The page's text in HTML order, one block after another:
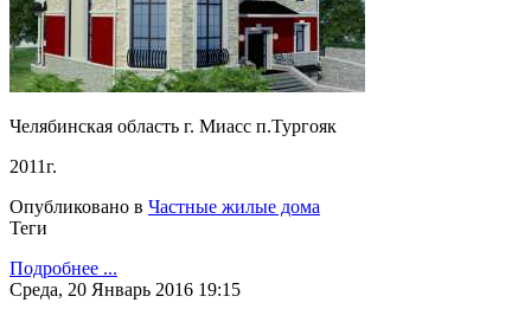
Челябинская область г. Миасс п.Тургояк
2011г.
Опубликовано в Частные жилые дома
Теги
Подробнее ...
Среда, 20 Январь 2016 19:15